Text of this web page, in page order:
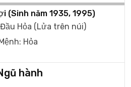
(Sinh năm 1935, 1995)
Hỏa (Lửa trên núi)
Hỏa
hành